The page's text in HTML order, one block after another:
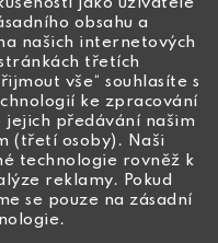
obsahu a
našich internetových
třetích
vše“ souhlasíte s
ke zpracování
jejich předávání našim
(třetí osoby). Naši
technologie rovněž k
reklamy. Pokud
se pouze na zásadní